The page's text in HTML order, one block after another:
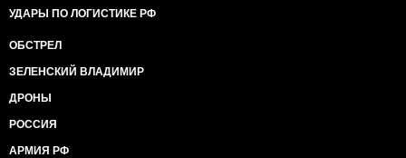
УДАРЫ ПО ЛОГИСТИКЕ РФ
ОБСТРЕЛ
ЗЕЛЕНСКИЙ ВЛАДИМИР
ДРОНЫ
РОССИЯ
АРМИЯ РФ